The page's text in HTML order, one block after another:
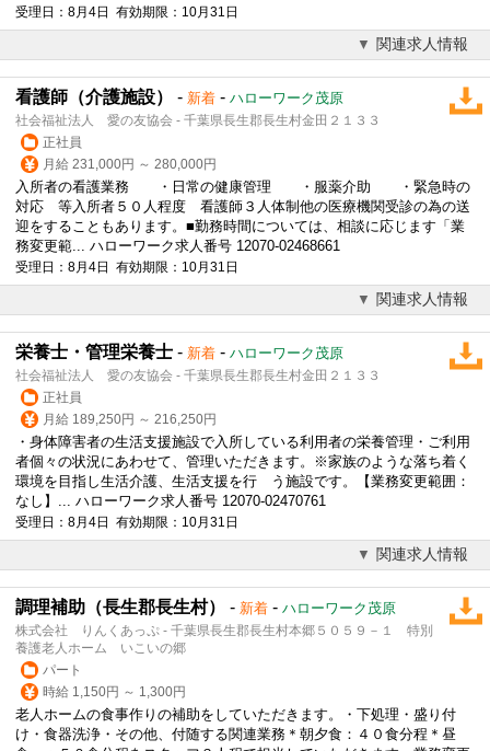
受理日：8月4日 有効期限：10月31日
関連求人情報
看護師（介護施設） - 新着 - ハローワーク茂原
社会福祉法人 愛の友協会 - 千葉県長生郡長生村金田２１３３
正社員
月給 231,000円 ～ 280,000円
入所者の看護業務 ・日常の健康管理 ・服薬介助 ・緊急時の
対応 等入所者５０人程度 看護師３人体制他の医療機関受診の為の送
迎をすることもあります。■勤務時間については、相談に応じます「業
務変更範... ハローワーク求人番号 12070-02468661
受理日：8月4日 有効期限：10月31日
関連求人情報
栄養士・管理栄養士 - 新着 - ハローワーク茂原
社会福祉法人 愛の友協会 - 千葉県長生郡長生村金田２１３３
正社員
月給 189,250円 ～ 216,250円
・身体障害者の生活支援施設で入所している利用者の栄養管理・ご利用
者個々の状況にあわせて、管理いただきます。※家族のような落ち着く
環境を目指し生活介護、生活支援を行 う施設です。【業務変更範囲：
なし】... ハローワーク求人番号 12070-02470761
受理日：8月4日 有効期限：10月31日
関連求人情報
調理補助（長生郡長生村） - 新着 - ハローワーク茂原
株式会社 りんくあっぷ - 千葉県長生郡長生村本郷５０５９－１ 特別
養護老人ホーム いこいの郷
パート
時給 1,150円 ～ 1,300円
老人ホームの食事作りの補助をしていただきます。・下処理・盛り付
け・食器洗浄・その他、付随する関連業務＊朝夕食：４０食分程＊昼